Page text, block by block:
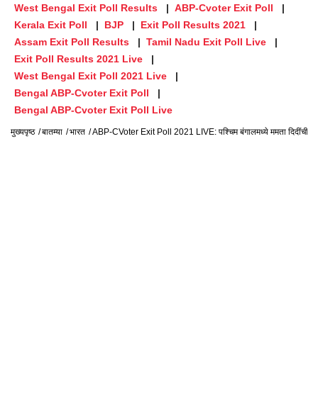
West Bengal Exit Poll Results
ABP-Cvoter Exit Poll
Kerala Exit Poll
BJP
Exit Poll Results 2021
Assam Exit Poll Results
Tamil Nadu Exit Poll Live
Exit Poll Results 2021 Live
West Bengal Exit Poll 2021 Live
Bengal ABP-Cvoter Exit Poll
Bengal ABP-Cvoter Exit Poll Live
मुख्यपृष्ठ बातम्या भारत ABP-CVoter Exit Poll 2021 LIVE: पश्चिम बंगालमध्ये ममता दिदींची